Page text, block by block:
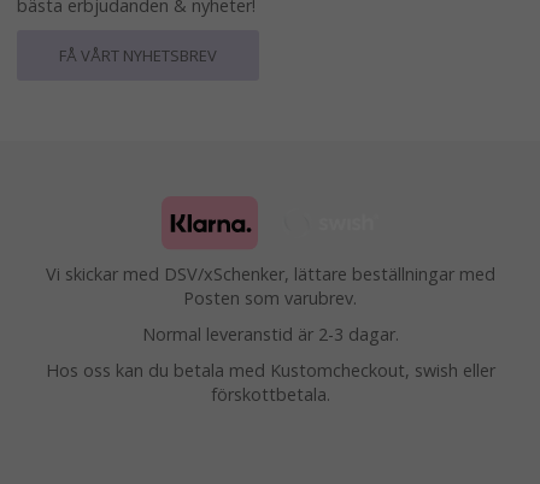
bästa erbjudanden & nyheter!
FÅ VÅRT NYHETSBREV
Vi skickar med DSV/xSchenker, lättare beställningar med
Posten som varubrev.
Normal leveranstid är 2-3 dagar.
Hos oss kan du betala med Kustomcheckout, swish eller
förskottbetala.